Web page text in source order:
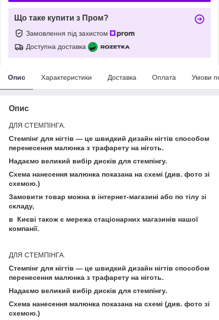
Що таке купити з Пром?
Замовлення під захистом
Доступна доставка
Опис Характеристики Доставка Оплата Умови
Опис
ДЛЯ СТЕМПІНГА.
Стемпінг для нігтів — це швидкий дизайн нігтів способом
перенесення малюнка з трафарету на ніготь.
Надаємо великий вибір дисків для стемпінгу.
Схема нанесення малюнка показана на схемі (див. фото зі
схемою.)
Замовити товар можна в інтернет-магазині або по тілу зі
складу,
в Києві також є мережа стаціонарних магазинів нашої
компанії.
ДЛЯ СТЕМПІНГА.
Стемпінг для нігтів — це швидкий дизайн нігтів способом
перенесення малюнка з трафарету на ніготь.
Надаємо великий вибір дисків для стемпінгу.
Схема нанесення малюнка показана на схемі (див. фото зі
схемою.)